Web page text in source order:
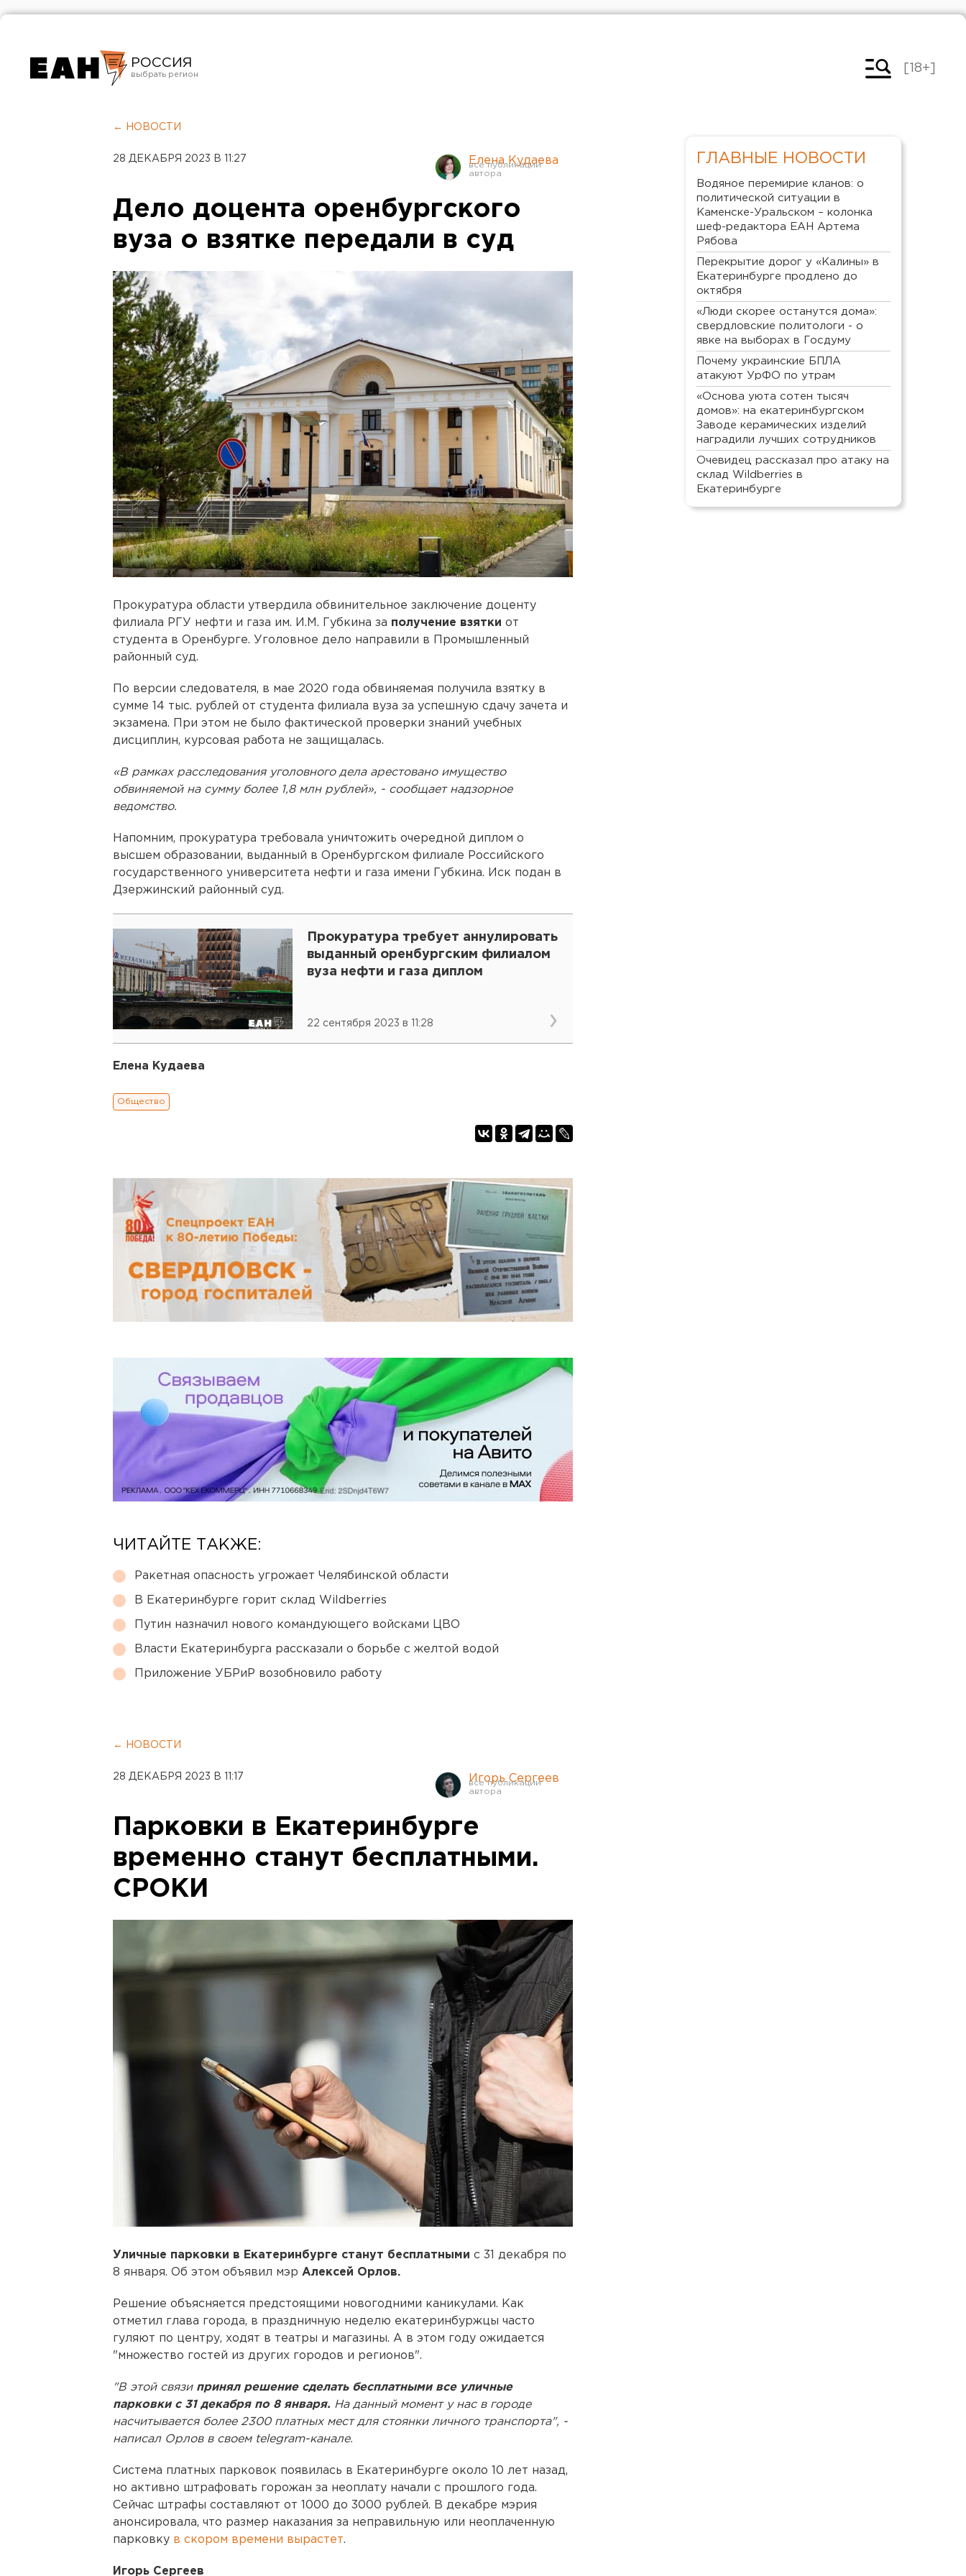
РОССИЯ
Челябинск
[18+]
← НОВОСТИ
28 ДЕКАБРЯ 2023 В 11:27 Елена Кудаева
Дело доцента оренбургского
вуза о взятке передали в суд
Прокуратура области утвердила обвинительное заключение доценту
филиала РГУ нефти и газа им. И.М. Губкина за получение взятки от
студента в Оренбурге. Уголовное дело направили в Промышленный
районный суд.
По версии следователя, в мае 2020 года обвиняемая получила взятку в
сумме 14 тыс. рублей от студента филиала вуза за успешную сдачу зачета и
экзамена. При этом не было фактической проверки знаний учебных
дисциплин, курсовая работа не защищалась.
«В рамках расследования уголовного дела арестовано имущество
обвиняемой на сумму более 1,8 млн рублей», - сообщает надзорное
ведомство.
Напомним, прокуратура требовала уничтожить очередной диплом о
высшем образовании, выданный в Оренбургском филиале Российского
государственного университета нефти и газа имени Губкина. Иск подан в
Дзержинский районный суд.
Прокуратура требует аннулировать
выданный оренбургским филиалом
вуза нефти и газа диплом
22 сентября 2023 в 11:28
Елена Кудаева
Общество
ЧИТАЙТЕ ТАКЖЕ:
Ракетная опасность угрожает Челябинской области
В Екатеринбурге горит склад Wildberries
Путин назначил нового командующего войсками ЦВО
Власти Екатеринбурга рассказали о борьбе с желтой водой
Приложение УБРиР возобновило работу
← НОВОСТИ
28 ДЕКАБРЯ 2023 В 11:17 Игорь Сергеев
Парковки в Екатеринбурге
временно станут бесплатными.
СРОКИ
Уличные парковки в Екатеринбурге станут бесплатными с 31 декабря по
8 января. Об этом объявил мэр Алексей Орлов.
Решение объясняется предстоящими новогодними каникулами. Как
отметил глава города, в праздничную неделю екатеринбуржцы часто
гуляют по центру, ходят в театры и магазины. А в этом году ожидается
"множество гостей из других городов и регионов".
"В этой связи принял решение сделать бесплатными все уличные
парковки с 31 декабря по 8 января. На данный момент у нас в городе
насчитывается более 2300 платных мест для стоянки личного транспорта", -
написал Орлов в своем telegram-канале.
Система платных парковок появилась в Екатеринбурге около 10 лет назад,
но активно штрафовать горожан за неоплату начали с прошлого года.
Сейчас штрафы составляют от 1000 до 3000 рублей. В декабре мэрия
анонсировала, что размер наказания за неправильную или неоплаченную
парковку в скором времени вырастет.
Игорь Сергеев
ГЛАВНЫЕ НОВОСТИ
Водяное перемирие кланов: о
политической ситуации в
Каменске-Уральском – колонка
шеф-редактора ЕАН Артема
Рябова
Перекрытие дорог у «Калины» в
Екатеринбурге продлено до
октября
«Люди скорее останутся дома»:
свердловские политологи - о
явке на выборах в Госдуму
Почему украинские БПЛА
атакуют УрФО по утрам
«Основа уюта сотен тысяч
домов»: на екатеринбургском
Заводе керамических изделий
наградили лучших сотрудников
Очевидец рассказал про атаку на
склад Wildberries в
Екатеринбурге